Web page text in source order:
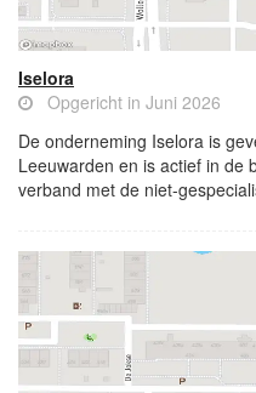
Iselora
Opgericht in Juni 2026
De onderneming Iselora is
Leeuwarden en is actief in de
verband met de niet-